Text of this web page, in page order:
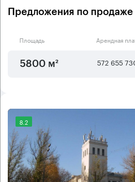
Предложения по
Площадь Арендная
5800 м² 572 655
8.2